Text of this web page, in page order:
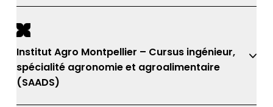
Institut Agro Montpellier – Cursus ingénieur,
spécialité agronomie et agroalimentaire
(SAADS)